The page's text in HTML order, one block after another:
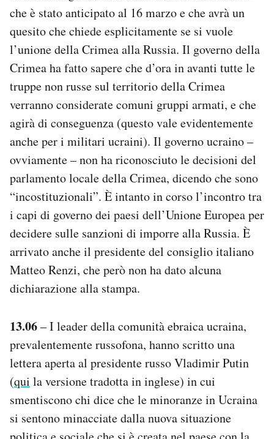
che è stato anticipato al 16 marzo e che avrà un
quesito che chiede esplicitamente se si vuole
l’unione della Crimea alla Russia. Il governo della
Crimea ha fatto sapere che d’ora in avanti tutte le
truppe non russe sul territorio della Crimea
verranno considerate comuni gruppi armati, e che
agirà di conseguenza (questo vale evidentemente
anche per i militari ucraini). Il governo ucraino –
ovviamente – non ha riconosciuto le decisioni del
parlamento locale della Crimea, dicendo che sono
“incostituzionali”. È intanto in corso l’incontro tra
i capi di governo dei paesi dell’Unione Europea per
decidere sulle sanzioni di imporre alla Russia. È
arrivato anche il presidente del consiglio italiano
Matteo Renzi, che però non ha dato alcuna
dichiarazione alla stampa.
13.06– I leader della comunità ebraica ucraina,
prevalentemente russofona, hanno scritto una
lettera aperta al presidente russo Vladimir Putin
(qui la versione tradotta in inglese) in cui
smentiscono chi dice che le minoranze in Ucraina
si sentono minacciate dalla nuova situazione